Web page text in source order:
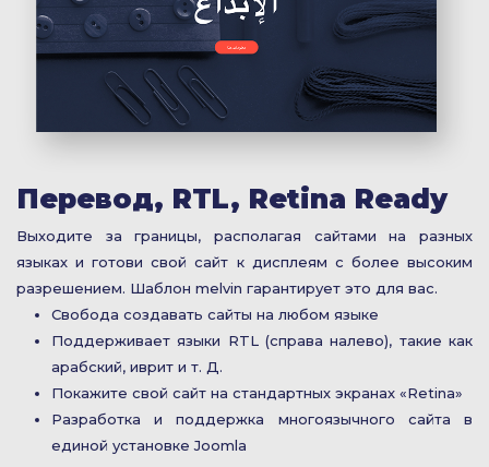
Перевод, RTL, Retina Ready
Выходите за границы, располагая сайтами на разных
языках и готови свой сайт к дисплеям с более высоким
разрешением. Шаблон melvin гарантирует это для вас.
Свобода создавать сайты на любом языке
Поддерживает языки RTL (справа налево), такие как
арабский, иврит и т. Д.
Покажите свой сайт на стандартных экранах «Retina»
Разработка и поддержка многоязычного сайта в
единой установке Joomla